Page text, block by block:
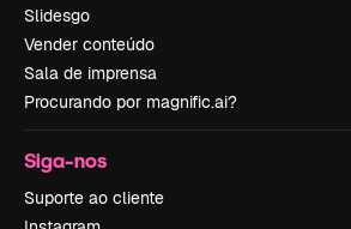
Slidesgo
Vender conteúdo
Sala de imprensa
Procurando por magnific.ai?
Siga-nos
Suporte ao cliente